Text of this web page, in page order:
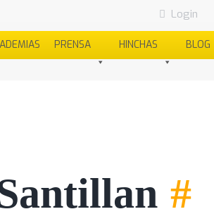
Login
PRENSA HINCHAS BLOG
#